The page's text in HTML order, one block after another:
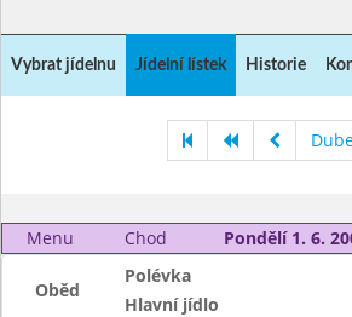
Vybrat jídelnu Jídelní lístek Historie
Menu Chod Pondělí 1. 6.
Oběd
Polévka
Hlavní jídlo